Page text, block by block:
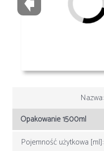
Nazwa:
Opakowanie 1500ml
Pojemność użytkowa [ml]: